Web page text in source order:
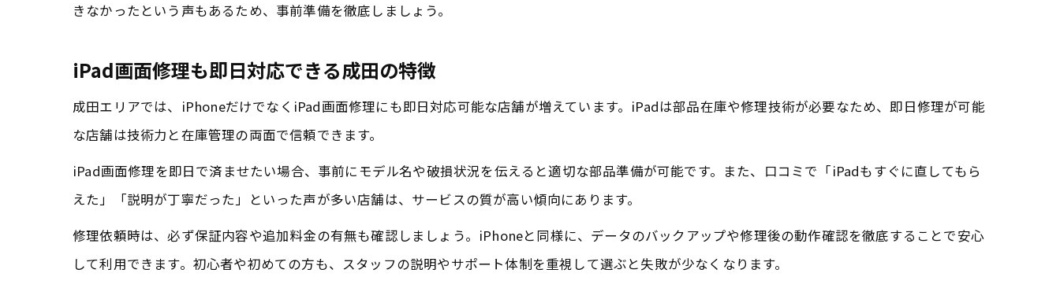
きなかったという声もあるため、事前準備を徹底しましょう。
iPad画面修理も即日対応できる成田の特徴
成田エリアでは、iPhoneだけでなくiPad画面修理にも即日対応可能な店舗が増えています。iPadは部品在庫や修理技術が必要なため、即日修理が可能
な店舗は技術力と在庫管理の両面で信頼できます。
iPad画面修理を即日で済ませたい場合、事前にモデル名や破損状況を伝えると適切な部品準備が可能です。また、口コミで「iPadもすぐに直してもら
えた」「説明が丁寧だった」といった声が多い店舗は、サービスの質が高い傾向にあります。
修理依頼時は、必ず保証内容や追加料金の有無も確認しましょう。iPhoneと同様に、データのバックアップや修理後の動作確認を徹底することで安心
して利用できます。初心者や初めての方も、スタッフの説明やサポート体制を重視して選ぶと失敗が少なくなります。